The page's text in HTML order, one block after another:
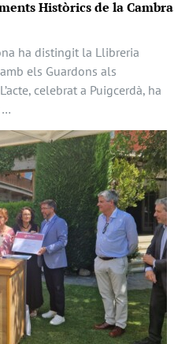
Històrics de la Cambra
ha distingit la Llibreria
els Guardons als
celebrat a Puigcerdà, ha
…